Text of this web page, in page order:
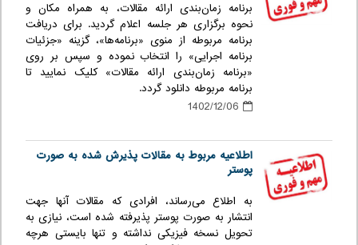
برنامه زمان‌بندی ارائه مقالات، به همراه مکان و
نحوه برگزاری هر جلسه اعلام گردید. برای دریافت
برنامه مربوطه از منوی «برنامه‌ها»، گزینه «جزئیات
برنامه اجرایی» را انتخاب نموده و سپس بر روی
«برنامه زمان‌بندی ارائه مقالات» کلیک نمایید تا
برنامه مربوطه دانلود گردد.
اطلاعیه مربوط به مقالات پذیرش شده به صورت
پوستر
به اطلاع می‌رساند، افرادی که مقالات آنها جهت
انتشار به صورت پوستر پذیرفته شده است، نیازی به
تحویل نسخه فیزیکی نداشته و تنها بایستی هرچه